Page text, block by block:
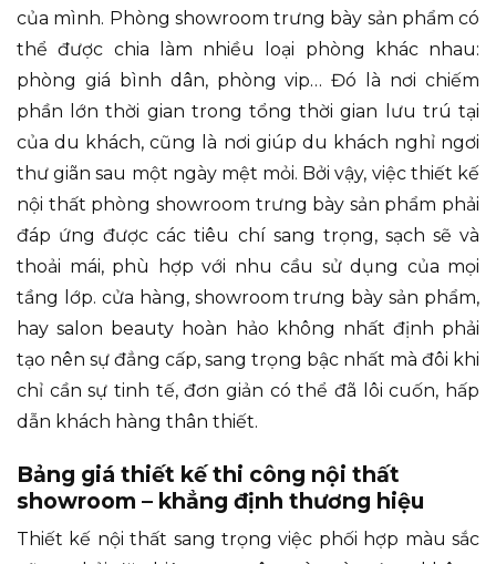
của mình. Phòng showroom trưng bày sản phẩm có
thể được chia làm nhiều loại phòng khác nhau:
phòng giá bình dân, phòng vip… Đó là nơi chiếm
phần lớn thời gian trong tổng thời gian lưu trú tại
của du khách, cũng là nơi giúp du khách nghỉ ngơi
thư giãn sau một ngày mệt mỏi. Bởi vậy, việc thiết kế
nội thất phòng showroom trưng bày sản phẩm phải
đáp ứng được các tiêu chí sang trọng, sạch sẽ và
thoải mái, phù hợp với nhu cầu sử dụng của mọi
tầng lớp. cửa hàng, showroom trưng bày sản phẩm,
hay salon beauty hoàn hảo không nhất định phải
tạo nên sự đẳng cấp, sang trọng bậc nhất mà đôi khi
chỉ cần sự tinh tế, đơn giản có thể đã lôi cuốn, hấp
dẫn khách hàng thân thiết.
Bảng giá thiết kế thi công nội thất
showroom – khẳng định thương hiệu
Thiết kế nội thất sang trọng việc phối hợp màu sắc